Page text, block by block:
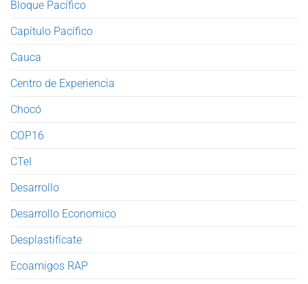
Bloque Pacífico
Capítulo Pacífico
Cauca
Centro de Experiencia
Chocó
COP16
CTeI
Desarrollo
Desarrollo Economico
Desplastifícate
Ecoamigos RAP